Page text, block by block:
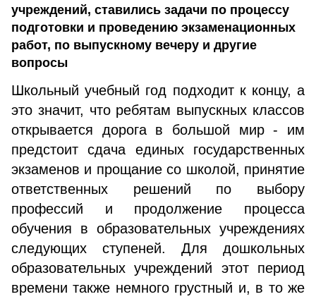
учреждений, ставились задачи по процессу
подготовки и проведению экзаменационных
работ, по выпускному вечеру и другие
вопросы
Школьный учебный год подходит к концу, а
это значит, что ребятам выпускных классов
открывается дорога в большой мир - им
предстоит сдача единых государственных
экзаменов и прощание со школой, принятие
ответственных решений по выбору
профессий и продолжение процесса
обучения в образовательных учреждениях
следующих ступеней. Для дошкольных
образовательных учреждений этот период
времени также немного грустный и, в то же